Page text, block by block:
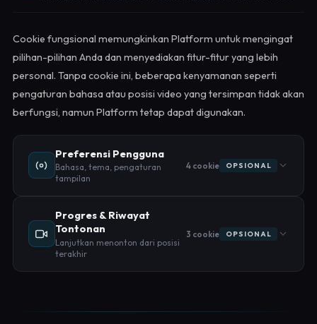
Cookie fungsional memungkinkan Platform untuk mengingat
pilihan-pilihan Anda dan menyediakan fitur-fitur yang lebih
personal. Tanpa cookie ini, beberapa kenyamanan seperti
pengaturan bahasa atau posisi video yang tersimpan tidak akan
berfungsi, namun Platform tetap dapat digunakan.
Preferensi Pengguna
Bahasa, tema, pengaturan
tampilan
4 cookie OPSIONAL
Progres & Riwayat
Tontonan
Lanjutkan menonton dari posisi
terakhir
3 cookie OPSIONAL